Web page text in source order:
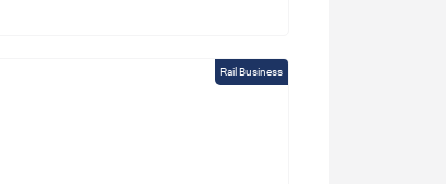
Rail Business